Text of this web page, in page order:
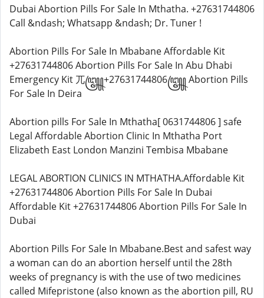
Dubai Abortion Pills For Sale In Mthatha. +27631744806
Call &ndash; Whatsapp &ndash; Dr. Tuner !
Abortion Pills For Sale In Mbabane Affordable Kit
+27631744806 Abortion Pills For Sale In Abu Dhabi
Emergency Kit 兀꧅+27631744806꧅ Abortion Pills
For Sale In Deira
Abortion pills For Sale In Mthatha[ 0631744806 ] safe
Legal Affordable Abortion Clinic In Mthatha Port
Elizabeth East London Manzini Tembisa Mbabane
LEGAL ABORTION CLINICS IN MTHATHA.Affordable Kit
+27631744806 Abortion Pills For Sale In Dubai
Affordable Kit +27631744806 Abortion Pills For Sale In
Dubai
Abortion Pills For Sale In Mbabane.Best and safest way
a woman can do an abortion herself until the 28th
weeks of pregnancy is with the use of two medicines
called Mifepristone (also known as the abortion pill, RU